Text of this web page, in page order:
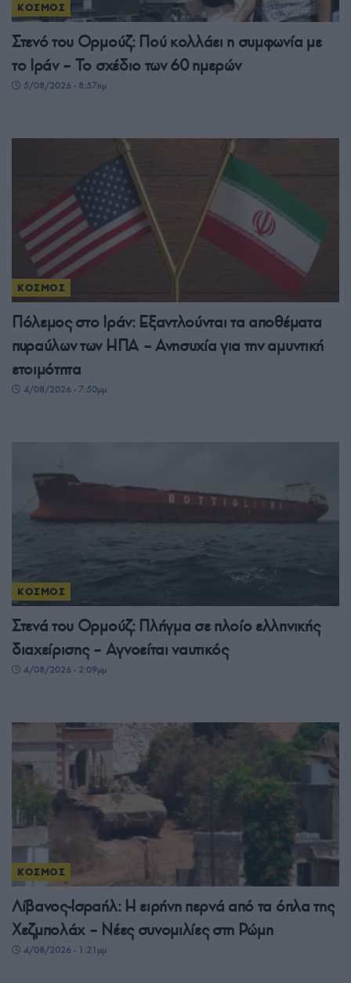
ΚΟΣΜΟΣ
Στενό του Ορμούζ: Πού κολλάει η συμφωνία με
το Ιράν – Το σχέδιο των 60 ημερών
5/08/2026 - 8:57πμ
ΚΟΣΜΟΣ
Πόλεμος στο Ιράν: Εξαντλούνται τα αποθέματα
πυραύλων των ΗΠΑ – Ανησυχία για την αμυντική
ετοιμότητα
4/08/2026 - 7:50μμ
ΚΟΣΜΟΣ
Στενά του Ορμούζ: Πλήγμα σε πλοίο ελληνικής
διαχείρισης – Αγνοείται ναυτικός
4/08/2026 - 2:09μμ
ΚΟΣΜΟΣ
Λίβανος-Ισραήλ: Η ειρήνη περνά από τα όπλα της
Χεζμπολάχ – Νέες συνομιλίες στη Ρώμη
4/08/2026 - 1:21μμ